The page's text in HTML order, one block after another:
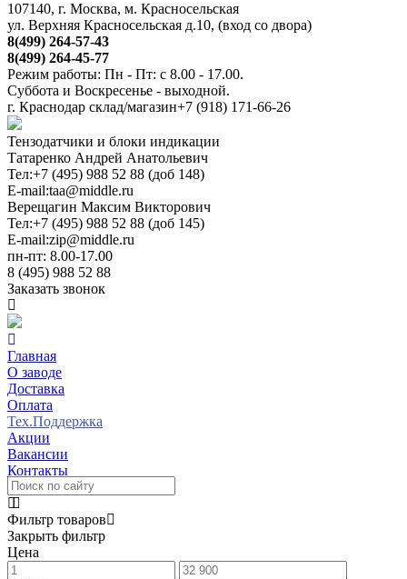
107140, г. Москва, м. Красносельская
ул. Верхняя Красносельская д.10, (вход со двора)
8(499) 264-57-43
8(499) 264-45-77
Режим работы: Пн - Пт: с 8.00 - 17.00.
Суббота и Воскресенье - выходной.
г. Краснодар склад/магазин+7 (918) 171-66-26
Тензодатчики и блоки индикации
Татаренко Андрей Анатольевич
Тел:+7 (495) 988 52 88 (доб 148)
E-mail:taa@middle.ru
Верещагин Максим Викторович
Тел:+7 (495) 988 52 88 (доб 145)
E-mail:zip@middle.ru
пн-пт: 8.00-17.00
8 (495) 988 52 88
Заказать звонок
Главная
О заводе
Доставка
Оплата
Тех.Поддержка
Акции
Вакансии
Контакты
Фильтр товаров
Закрыть фильтр
Цена